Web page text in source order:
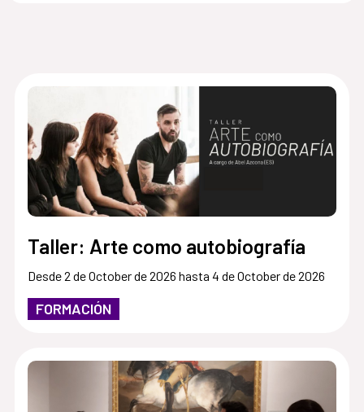
Taller: Arte como autobiografía
Desde 2 de October de 2026 hasta 4 de October de 2026
FORMACIÓN